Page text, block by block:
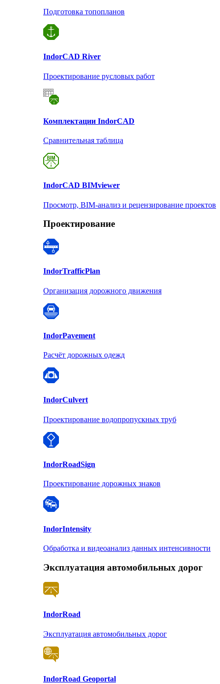
Подготовка топопланов
IndorCAD River
Проектирование русловых работ
Комплектации IndorCAD
Сравнительная таблица
IndorCAD BIMviewer
Просмотр, BIM-анализ и рецензирование проектов
Проектирование
IndorTrafficPlan
Организация дорожного движения
IndorPavement
Расчёт дорожных одежд
IndorCulvert
Проектирование водопропускных труб
IndorRoadSign
Проектирование дорожных знаков
IndorIntensity
Обработка и видеоанализ данных интенсивности
Эксплуатация автомобильных дорог
IndorRoad
Эксплуатация автомобильных дорог
IndorRoad Geoportal